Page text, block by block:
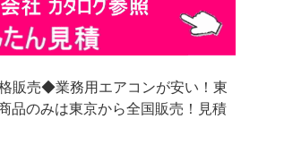
販売◆業務用エアコンが安い！東
品のみは東京から全国販売！見積